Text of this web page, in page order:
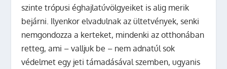
szinte trópusi éghajlatúvölgyeiket is alig merik
bejárni. Ilyenkor elvadulnak az ültetvények, senki
nemgondozza a kerteket, mindenki az otthonában
retteg, ami – valljuk be – nem adnatúl sok
védelmet egy jeti támadásával szemben, ugyanis